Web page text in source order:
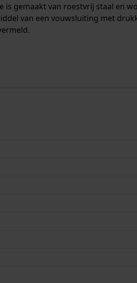
is gemaakt van roestvrij staal en
van een vouwsluiting met